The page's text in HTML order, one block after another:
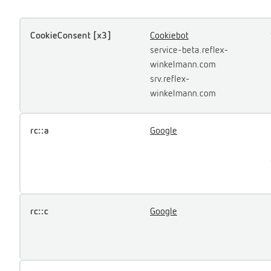
CookieConsent [x3]
Cookiebot
service-beta.reflex-
winkelmann.com
srv.reflex-
winkelmann.com
rc::a Google
rc::c Google